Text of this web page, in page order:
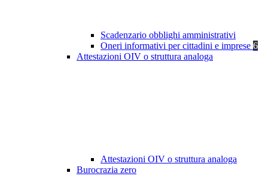
Scadenzario obblighi amministrativi
Oneri informativi per cittadini e imprese 6
Attestazioni OIV o struttura analoga
Attestazioni OIV o struttura analoga
Burocrazia zero